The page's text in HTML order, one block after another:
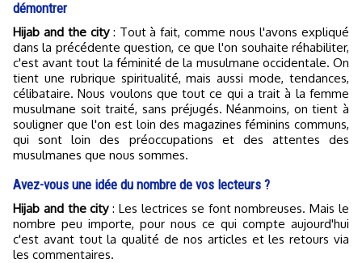
démontrer
Hijab and the city: Tout à fait, comme nous l'avons expliqué
dans la précédente question, ce que l'on souhaite réhabiliter,
c'est avant tout la féminité de la musulmane occidentale. On
tient une rubrique spiritualité, mais aussi mode, tendances,
célibataire. Nous voulons que tout ce qui a trait à la femme
musulmane soit traité, sans préjugés. Néanmoins, on tient à
souligner que l'on est loin des magazines féminins communs,
qui sont loin des préoccupations et des attentes des
musulmanes que nous sommes.
Avez-vous une idée du nombre de vos lecteurs ?
Hijab and the city: Les lectrices se font nombreuses. Mais le
nombre peu importe, pour nous ce qui compte aujourd'hui
c'est avant tout la qualité de nos articles et les retours via
les commentaires.